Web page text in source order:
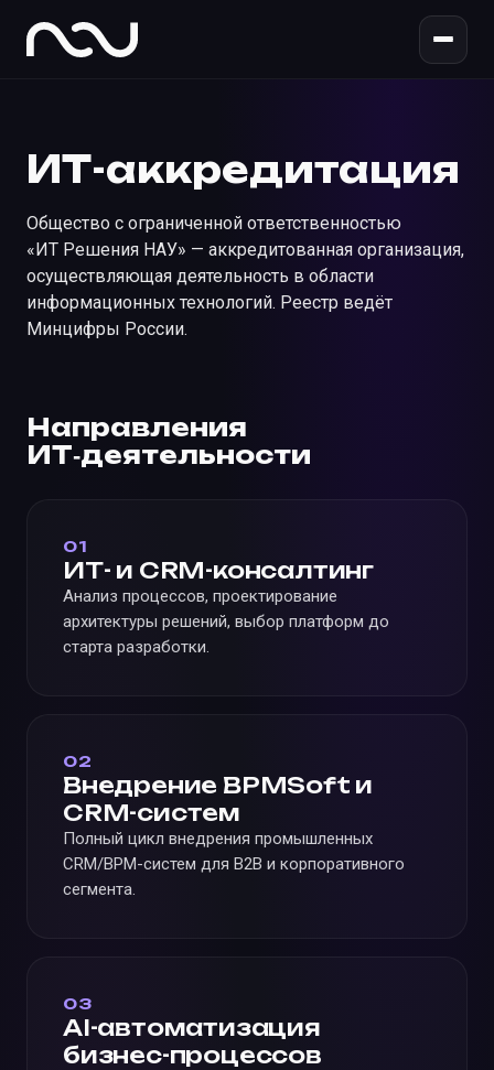
ИТ-аккредитация
Общество с ограниченной ответственностью
«ИТ Решения НАУ» — аккредитованная организация,
осуществляющая деятельность в области
информационных технологий. Реестр ведёт
Минцифры России.
Направления
ИТ‑деятельности
01
ИТ- и CRM-консалтинг
Анализ процессов, проектирование
архитектуры решений, выбор платформ до
старта разработки.
02
Внедрение BPMSoft и
CRM-систем
Полный цикл внедрения промышленных
CRM/BPM-систем для B2B и корпоративного
сегмента.
03
AI-автоматизация
бизнес-процессов